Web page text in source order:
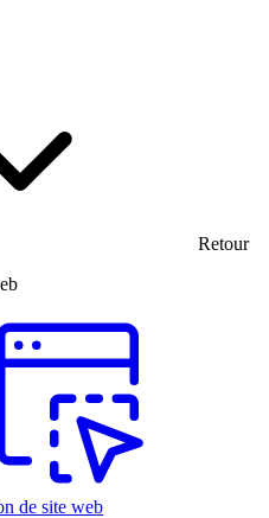
Retour
de site web